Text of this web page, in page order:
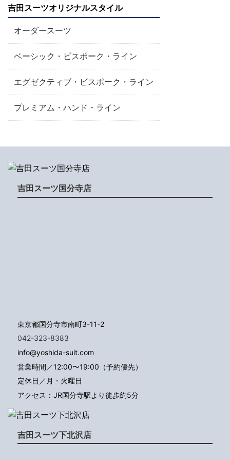
吉田スーツオリジナルスタイル
オーダースーツ
ベーシック・ビスポーク・ライン
エグゼクティブ・ビスポーク・ライン
プレミアム・ハンド・ライン
吉田スーツ国分寺店
東京都国分寺市南町3-11-2
042-323-8383
info@yoshida-suit.com
営業時間／12:00〜19:00（予約優先）
定休日／月・火曜日
アクセス：JR国分寺駅より徒歩約5分
吉田スーツ下北沢店